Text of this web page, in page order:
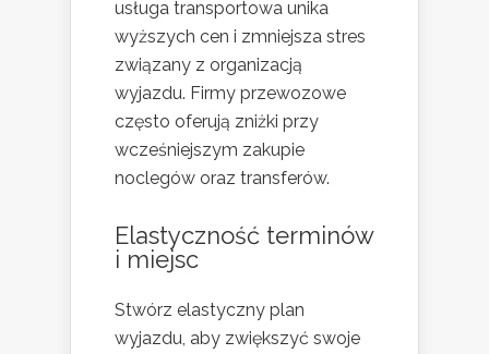
usługa transportowa unika
wyższych cen i zmniejsza stres
związany z organizacją
wyjazdu. Firmy przewozowe
często oferują zniżki przy
wcześniejszym zakupie
noclegów oraz transferów.
Elastyczność terminów
i miejsc
Stwórz elastyczny plan
wyjazdu, aby zwiększyć swoje